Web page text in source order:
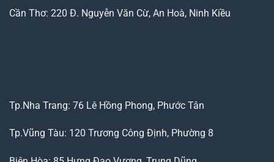
Cần Thơ: 220 Đ. Nguyễn Văn Cừ, An Hoà, Ninh Kiều
Tp.Nha Trang: 76 Lê Hồng Phong, Phước Tân
Tp.Vũng Tàu: 120 Trương Công Định, Phường 8